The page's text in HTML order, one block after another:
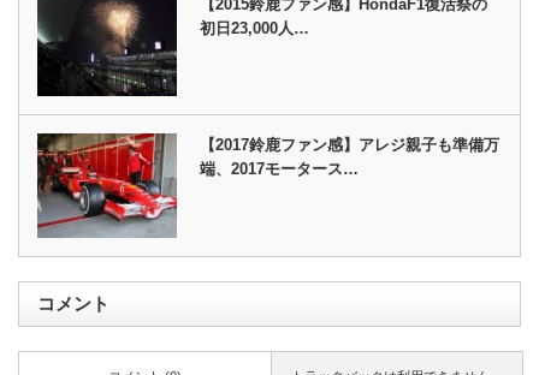
【2015鈴鹿ファン感】HondaF1復活祭の
初日23,000人…
【2017鈴鹿ファン感】アレジ親子も準備万
端、2017モータース…
コメント